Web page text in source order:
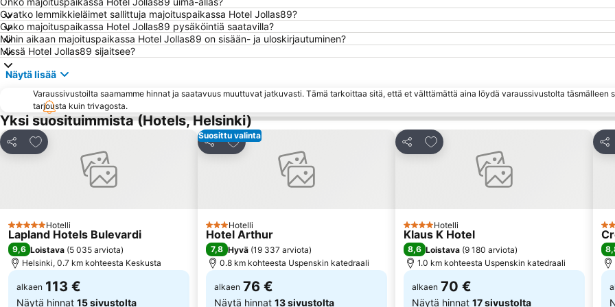
Ovatko lemmikkieläimet sallittuja majoituspaikassa Hotel Jollas89?
Onko majoituspaikassa Hotel Jollas89 pysäköintiä saatavilla?
Mihin aikaan majoituspaikassa Hotel Jollas89 on sisään- ja uloskirjautuminen?
Missä Hotel Jollas89 sijaitsee?
Näytä lisää
Varaussivustoilta saamamme hinnat ja saatavuus muuttuvat jatkuvasti. Tämä tarkoittaa sitä, että et välttämättä aina löydä varaussivustolta täsmälleen
tarjousta kuin trivagosta.
Yksi suosituimmista (Hotels, Helsinki)
Jaa
Lisää suosikkeihin
5 Tähtiluokitus
Hotelli
Lapland Hotels Bulevardi
9,6 Loistava (5 035 arviota)
Helsinki, 0.7 km kohteesta Keskusta
alkaen 113 €
Näytä hinnat 15 sivustolta
Suosittu valinta
Jaa
Lisää suosikkeihin
3 Tähtiluokitus
Hotelli
Hotel Arthur
7,8 Hyvä (19 337 arviota)
0.8 km kohteesta Uspenskin katedraali
alkaen 76 €
Näytä hinnat 13 sivustolta
Jaa
Lisää suosikkeihin
4 Tähtiluokitus
Hotelli
Klaus K Hotel
8,6 Loistava (9 180 arviota)
1.0 km kohteesta Uspenskin katedraali
alkaen 70 €
Näytä hinnat 17 sivustolta
Jaa
4